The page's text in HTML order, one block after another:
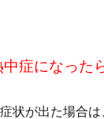
症になった
状が出た場合